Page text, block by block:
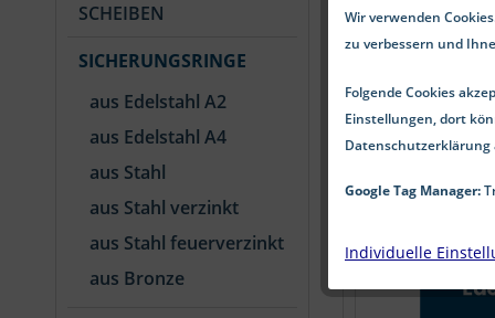
SCHEIBEN
SICHERUNGSRINGE
aus Edelstahl A2
aus Edelstahl A4
aus Stahl
aus Stahl verzinkt
aus Stahl feuerverzinkt
aus Bronze
Wir verwenden
zu verbessern und
Folgende Cookies
Einstellungen, dort
Datenschutzerklärung
Google Tag Manager:
Individuelle